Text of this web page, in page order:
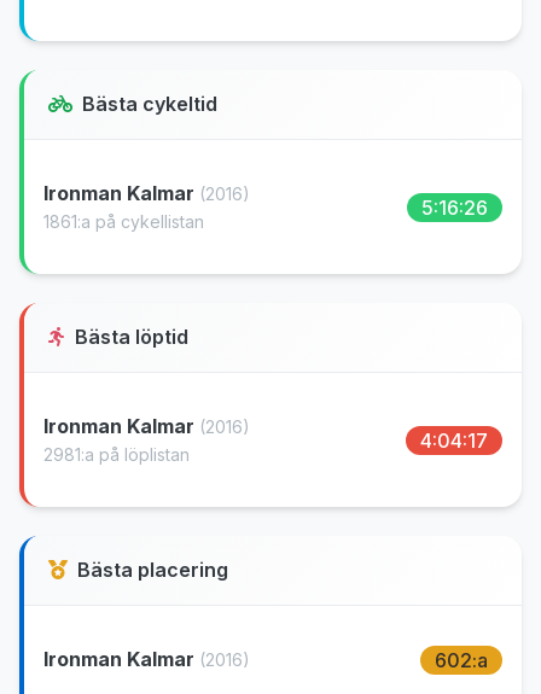
Bästa cykeltid
Ironman Kalmar (2016)
1861:a på cykellistan
5:16:26
Bästa löptid
Ironman Kalmar (2016)
2981:a på löplistan
4:04:17
Bästa placering
Ironman Kalmar (2016) 602:a